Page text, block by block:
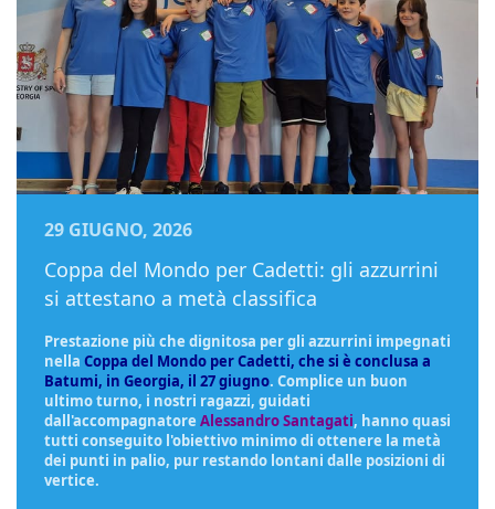
29 GIUGNO, 2026
Coppa del Mondo per Cadetti: gli azzurrini
si attestano a metà classifica
Prestazione più che dignitosa per gli azzurrini impegnati
nella Coppa del Mondo per Cadetti, che si è conclusa a
Batumi, in Georgia, il 27 giugno. Complice un buon
ultimo turno, i nostri ragazzi, guidati
dall'accompagnatore Alessandro Santagati, hanno quasi
tutti conseguito l'obiettivo minimo di ottenere la metà
dei punti in palio, pur restando lontani dalle posizioni di
vertice.